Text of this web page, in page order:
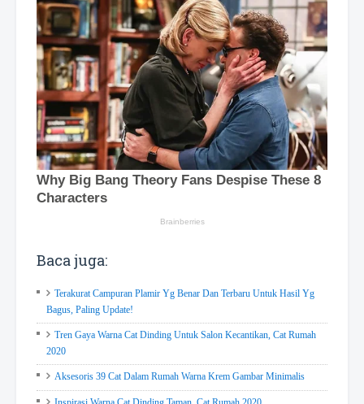
Baca juga:
Terakurat Campuran Plamir Yg Benar Dan Terbaru Untuk Hasil Yg
Bagus, Paling Update!
Tren Gaya Warna Cat Dinding Untuk Salon Kecantikan, Cat Rumah
2020
Aksesoris 39 Cat Dalam Rumah Warna Krem Gambar Minimalis